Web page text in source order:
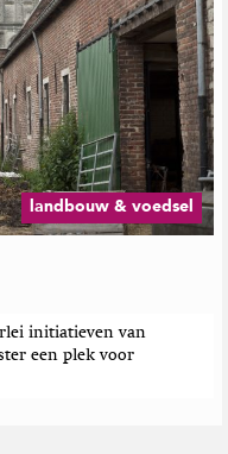
landbouw & voedsel
initiatieven van
een plek voor